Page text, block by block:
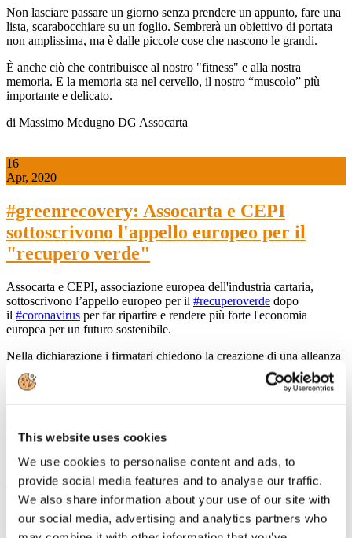
This website uses cookies
We use cookies to personalise content and ads, to
provide social media features and to analyse our traffic.
We also share information about your use of our site with
our social media, advertising and analytics partners who
Non lasciare passare un giorno senza prendere un appunto, fare una
lista, scarabocchiare su un foglio. Sembrerà un obiettivo di portata
non amplissima, ma è dalle piccole cose che nascono le grandi.
È anche ciò che contribuisce al nostro "fitness" e alla nostra
memoria. E la memoria sta nel cervello, il nostro “muscolo” più
importante e delicato.
di Massimo Medugno DG Assocarta
16
Apr, 2020
#greenrecovery: Assocarta e CEPI
sottoscrivono l'appello europeo per il
"recupero verde"
Assocarta e CEPI, associazione europea dell'industria cartaria,
sottoscrivono l’appello europeo per il #recuperoverde dopo
il #coronavirus per far ripartire e rendere più forte l'economia
europea per un futuro sostenibile.
Nella dichiarazione i firmatari chiedono la creazione di una alleanza
globale di decisori politici di tutti i partiti, di leader sia aziendali che
del mondo finanziario, ONG, think tank, stakeholder per il sostegno
suhttps://www.corriere.it/ambiente/20_aprile_14/appello-europeo-il-
recupero-verde-il-coronavirus-3
Leggi il comunicato stampa di
CEPI http://www.cepi.org/Green%20Recovery